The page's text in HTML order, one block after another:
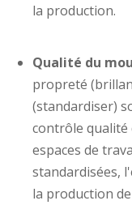
la production.
Qualité du
propreté
(standardiser)
contrôle qualité
espaces de
standardisées,
la production